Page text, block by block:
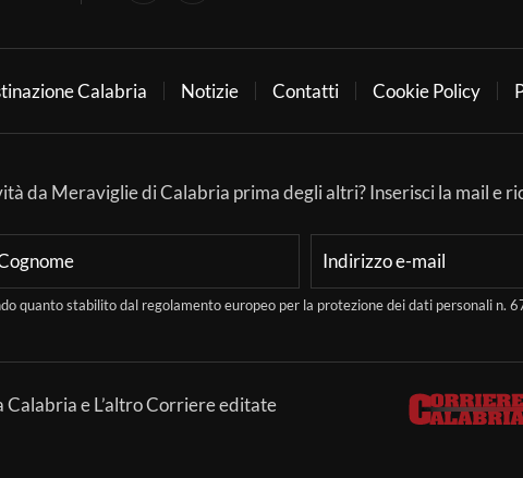
Calabria Notizie Contatti Cookie Policy
da Meraviglie di Calabria prima degli altri? Inserisci la mail e
quanto stabilito dal regolamento europeo per la protezione dei dati personali n.
Calabria e L’altro Corriere editate